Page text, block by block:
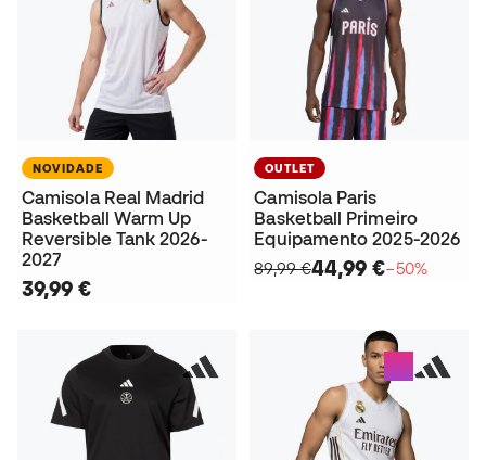
NOVIDADE
Camisola Real Madrid
Basketball Warm Up
Reversible Tank 2026-
2027
39,99 €
OUTLET
Camisola Paris
Basketball Primeiro
Equipamento 2025-2026
89,99 €44,99 €−50%